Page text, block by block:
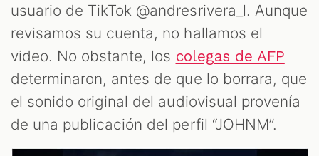
usuario de TikTok @andresrivera_l. Aunque
revisamos su cuenta, no hallamos el
video. No obstante, los colegas de AFP
determinaron, antes de que lo borrara, que
el sonido original del audiovisual provenía
de una publicación del perfil “JOHNM”.